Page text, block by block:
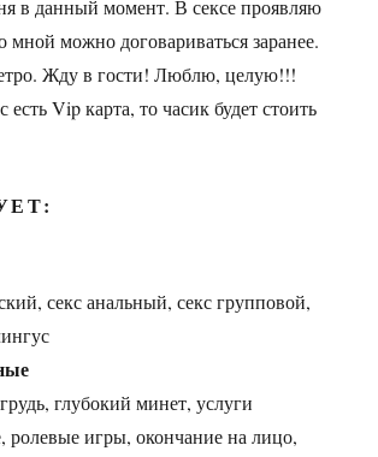
в данный момент. В сексе проявляю
мной можно договариваться заранее.
Жду в гости! Люблю, целую!!!
есть Vip карта, то часик будет стоить
секс анальный, секс групповой,
глубокий минет, услуги
ролевые игры, окончание на лицо,